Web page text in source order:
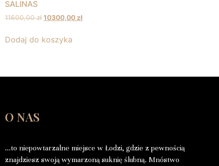
SALINAS
11600,00zł 10300,00zł
Dodaj do koszyka
O NAS
…to niepowtarzalne miejsce w Łodzi, gdzie z pewnością
znajdziesz swoją wymarzoną suknię ślubną. Mnóstwo